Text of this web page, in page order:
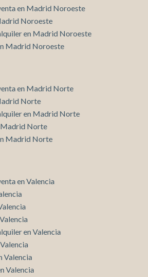
en Madrid Noroeste
Noroeste
en Madrid Noroeste
Madrid Noroeste
en Madrid Norte
Norte
en Madrid Norte
Madrid Norte
Madrid Norte
en Valencia
en Valencia
Valencia
Valencia